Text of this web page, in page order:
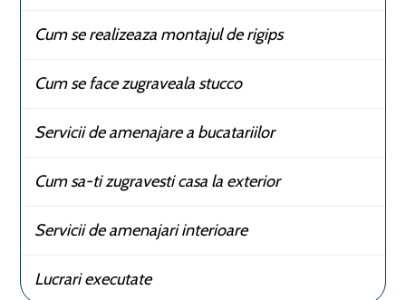
Cum se realizeaza montajul de rigips
Cum se face zugraveala stucco
Servicii de amenajare a bucatariilor
Cum sa-ti zugravesti casa la exterior
Servicii de amenajari interioare
Lucrari executate